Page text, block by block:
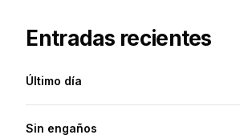
Entradas recientes
Último día
Sin engaños